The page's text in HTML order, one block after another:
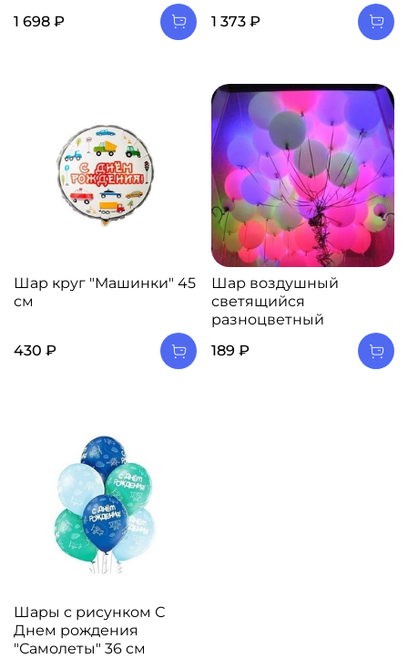
1 698 ₽
1 373 ₽
Шар круг "Машинки" 45
см
430 ₽
Шар воздушный
светящийся
разноцветный
189 ₽
Шары с рисунком С
Днем рождения
"Самолеты" 36 см